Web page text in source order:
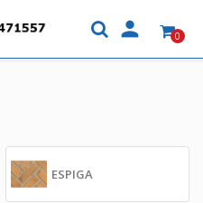
 0
ESPIGA